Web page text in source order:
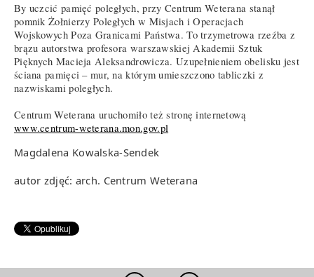
By uczcić pamięć poległych, przy Centrum Weterana stanął
pomnik Żołnierzy Poległych w Misjach i Operacjach
Wojskowych Poza Granicami Państwa. To trzymetrowa rzeźba z
brązu autorstwa profesora warszawskiej Akademii Sztuk
Pięknych Macieja Aleksandrowicza. Uzupełnieniem obelisku jest
ściana pamięci – mur, na którym umieszczono tabliczki z
nazwiskami poległych.
Centrum Weterana uruchomiło też stronę internetową
www.centrum-weterana.mon.gov.pl
Magdalena Kowalska-Sendek
autor zdjęć: arch. Centrum Weterana